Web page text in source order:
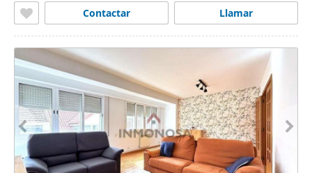
Llamar
Contactar